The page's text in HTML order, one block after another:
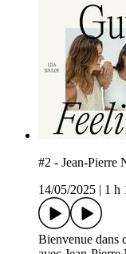
#2 - Jean-Pierre
14/05/2025
1 h
Bienvenue dans